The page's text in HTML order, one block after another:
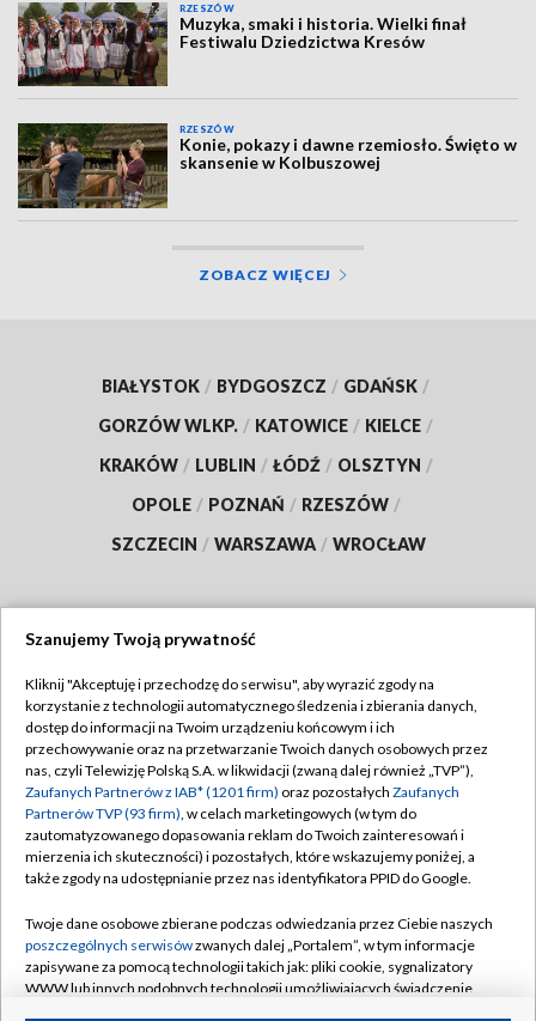
RZESZÓW
Muzyka, smaki i historia. Wielki finał
Festiwalu Dziedzictwa Kresów
RZESZÓW
Konie, pokazy i dawne rzemiosło. Święto w
skansenie w Kolbuszowej
ZOBACZ WIĘCEJ
BIAŁYSTOK / BYDGOSZCZ / GDAŃSK /
GORZÓW WLKP. / KATOWICE / KIELCE /
KRAKÓW / LUBLIN / ŁÓDŹ / OLSZTYN /
OPOLE / POZNAŃ / RZESZÓW /
SZCZECIN / WARSZAWA / WROCŁAW
TVP
Abonament TVP
Emisja w TVP
Centrum informacji TVP
Naziemna Telewizja Cyfrowa
Rada Programowa
System NOS
Regulamin TVP
Polityka prywatności
Moje zgody
Pomoc
Kontakt
Szanujemy Twoją prywatność
Kliknij "Akceptuję i przechodzę do serwisu", aby wyrazić zgody na
korzystanie z technologii automatycznego śledzenia i zbierania danych,
dostęp do informacji na Twoim urządzeniu końcowym i ich
przechowywanie oraz na przetwarzanie Twoich danych osobowych przez
nas, czyli Telewizję Polską S.A. w likwidacji (zwaną dalej również „TVP”),
Zaufanych Partnerów z IAB* (1201 firm) oraz pozostałych Zaufanych
Partnerów TVP (93 firm), w celach marketingowych (w tym do
zautomatyzowanego dopasowania reklam do Twoich zainteresowań i
mierzenia ich skuteczności) i pozostałych, które wskazujemy poniżej, a
także zgody na udostępnianie przez nas identyfikatora PPID do Google.
Twoje dane osobowe zbierane podczas odwiedzania przez Ciebie naszych
poszczególnych serwisówzwanych dalej „Portalem”, w tym informacje
zapisywane za pomocą technologii takich jak: pliki cookie, sygnalizatory
WWW lub innych podobnych technologii umożliwiających świadczenie